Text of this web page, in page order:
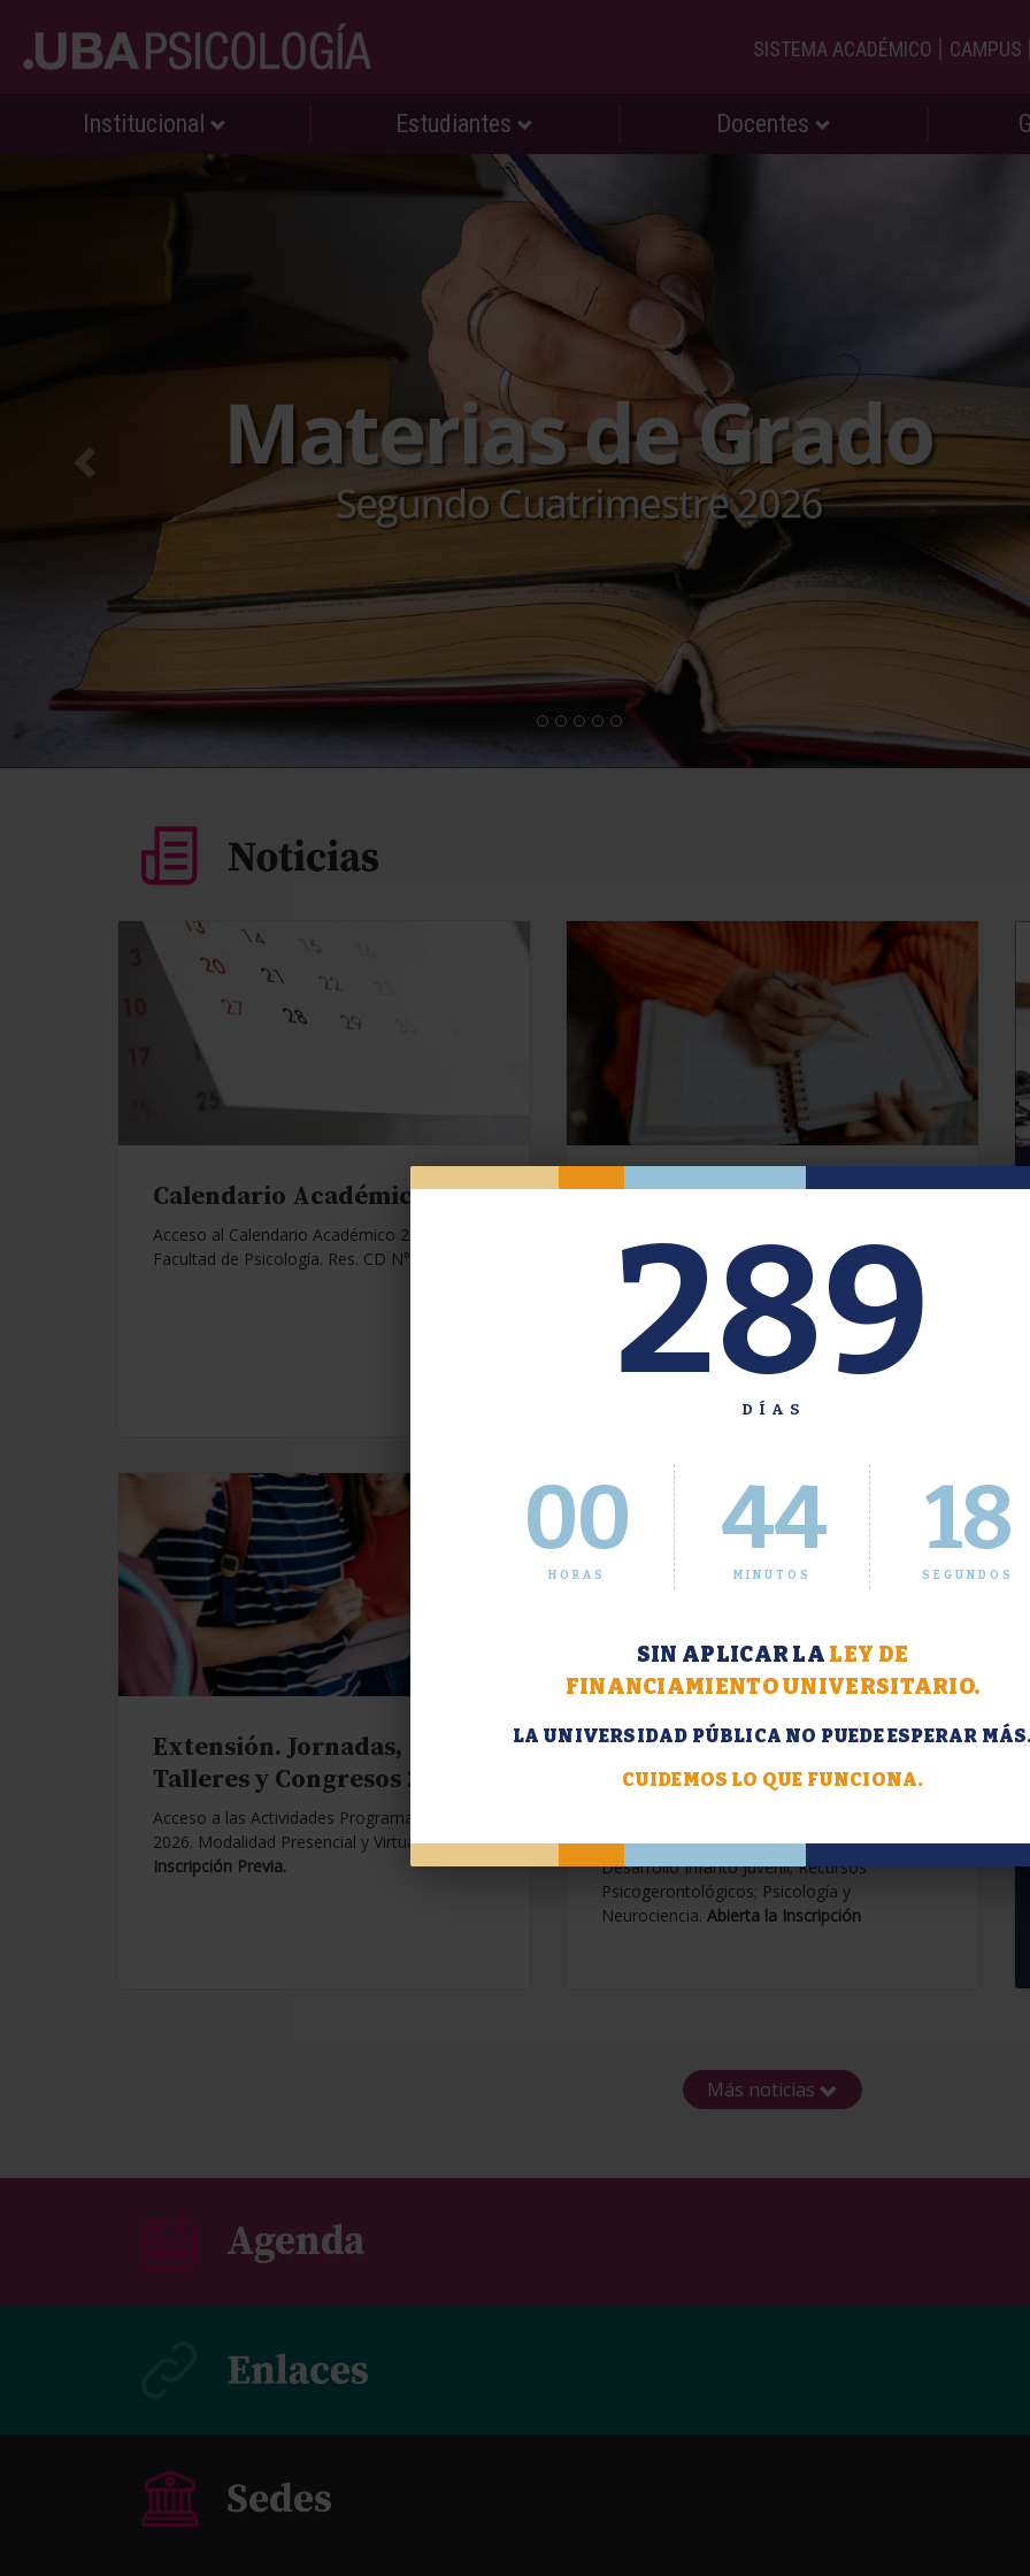
289
DÍAS
00
HORAS
44
MINUTOS
18
SEGUNDOS
SIN APLICAR LA LEY DE
FINANCIAMIENTO UNIVERSITARIO.
LA UNIVERSIDAD PÚBLICA NO PUEDE ESPERAR
CUIDEMOS LO QUE FUNCIONA.
SISTEMA ACADÉMICO | CAMPUS |
Institucional Estudiantes Docentes
Calendario Académico 2026.
Acceso al Calendario Académico 2026 de la
Facultad de Psicología. Res. CD N°1112/25.
Oferta de Grado. Segundo
Inscripción del 30 de julio al 4 de agosto a
través del Sistema Académico
Extensión. Jornadas,
Talleres y Congresos 2026.
Acceso a las Actividades Programadas para
2026. Modalidad Presencial y Virtual.Con
Inscripción Previa.
Extensión. Diplomaturas
2026.
Contemporáneas; Problemáticas en el
Desarrollo Infanto Juvenil; Recursos
Psicogerontológicos; Psicología y
Neurociencia. Abierta la Inscripción
Más noticias